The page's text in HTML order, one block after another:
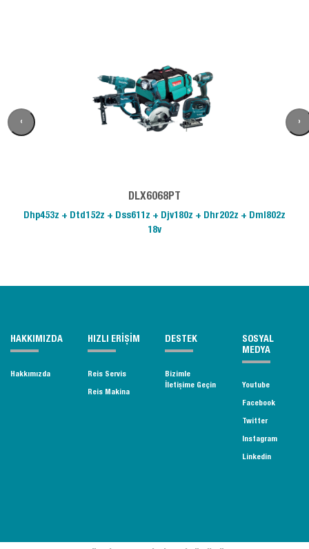
DLX6068PT
Dhp453z + Dtd152z + Dss611z + Djv180z + Dhr202z + Dml802z
18v
‹ ›
HAKKIMIZDA
Hakkımızda
HIZLI ERİŞİM
Reis Servis
Reis Makina
DESTEK
Bizimle
İletişime Geçin
SOSYAL
MEDYA
Youtube
Facebook
Twitter
Instagram
Linkedin